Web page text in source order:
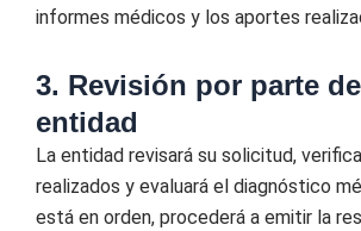
informes médicos y los aportes
3. Revisión por parte
entidad
La entidad revisará su solicitud,
realizados y evaluará el diagnóstico
está en orden, procederá a emitir la